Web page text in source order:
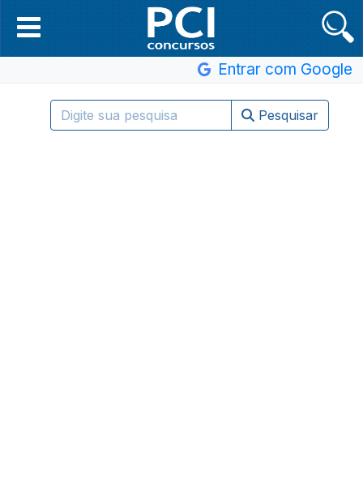
Entrar com Google
Pesquisar